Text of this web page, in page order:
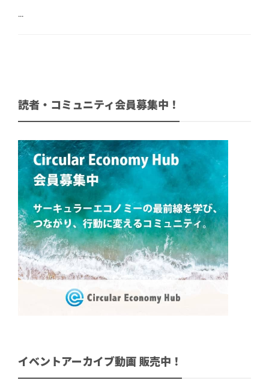
...
読者・コミュニティ会員募集中！
イベントアーカイブ動画 販売中！